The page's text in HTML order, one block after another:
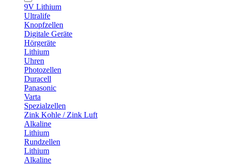
9V Lithium
Ultralife
Knopfzellen
Digitale Geräte
Hörgeräte
Lithium
Uhren
Photozellen
Duracell
Panasonic
Varta
Spezialzellen
Zink Kohle / Zink Luft
Alkaline
Lithium
Rundzellen
Lithium
Alkaline